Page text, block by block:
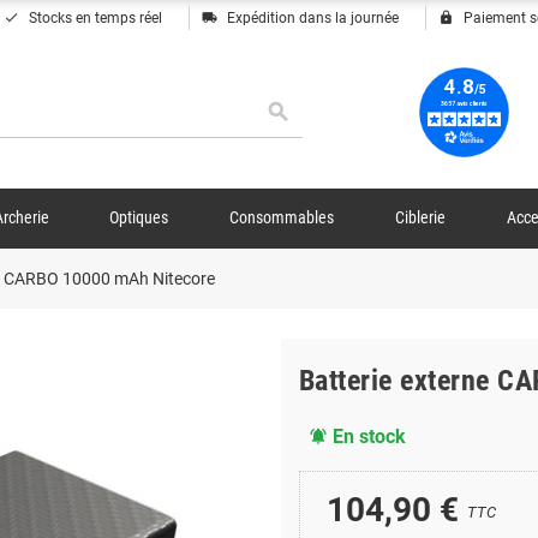
done Stocks en temps réel local_shipping Expédition dans la journée lock Paiement
search
Optiques Consommables Ciblerie
10000 mAh Nitecore
Batterie externe
notifications_active En stock
104,90 € TTC